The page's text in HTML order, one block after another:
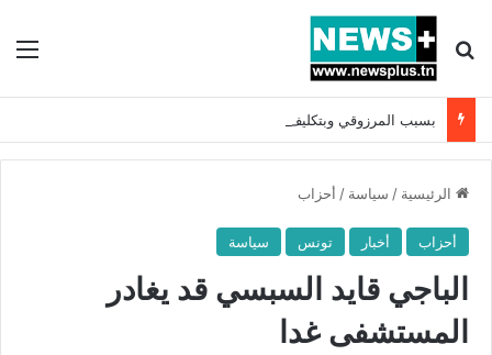
بحث عن
الرئيسية / سياسة / أحزاب
أحزاب أخبار تونس سياسة
الباجي قايد السبسي قد يغادر
المستشفى غدا